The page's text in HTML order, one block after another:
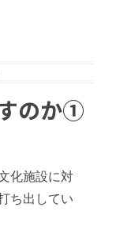
のか①
化施設に対
ち出してい